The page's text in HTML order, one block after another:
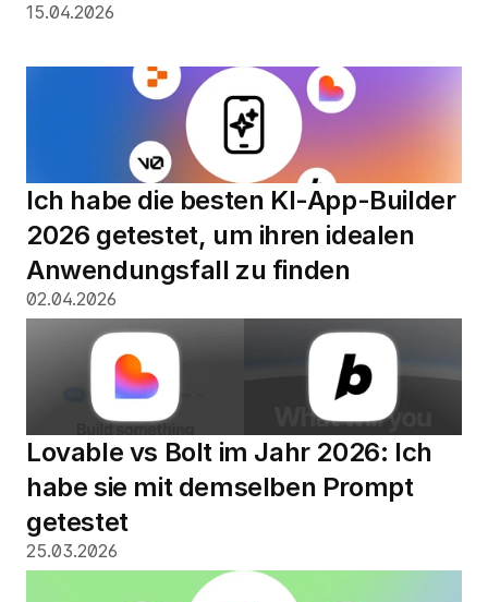
15.04.2026
Ich habe die besten KI-App-Builder
2026 getestet, um ihren idealen
Anwendungsfall zu finden
02.04.2026
Lovable vs Bolt im Jahr 2026: Ich
habe sie mit demselben Prompt
getestet
25.03.2026